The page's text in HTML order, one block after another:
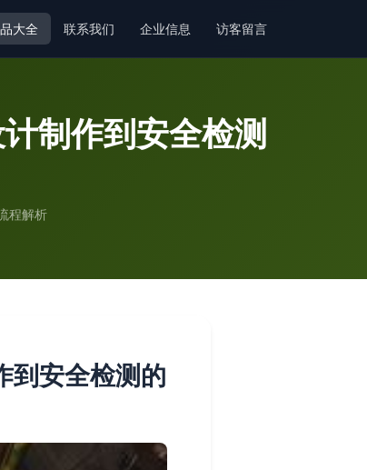
大全 联系我们 企业信息 访客留言
制作到安全检测
程解析
到安全检测的